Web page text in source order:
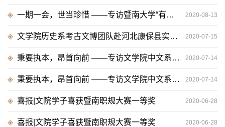
一期一会，世当珍惜 ——专访暨南大学“有作为有贡献”毕业生唐寅杉 2020-08-13
文学院历史系考古文博团队赴河北康保县实践活动记 2020-07-15
秉要执本，昂首向前 ——专访文学院中文系汉语言文字学专业优秀硕士毕业生董一博 2020-07-14
秉要执本，昂首向前 ——专访文学院中文系汉语言文字学专业优秀硕士毕业生董一博 2020-07-14
喜报|文院学子喜获暨南职规大赛一等奖 2020-06-28
喜报|文院学子喜获暨南职规大赛一等奖 2020-06-28